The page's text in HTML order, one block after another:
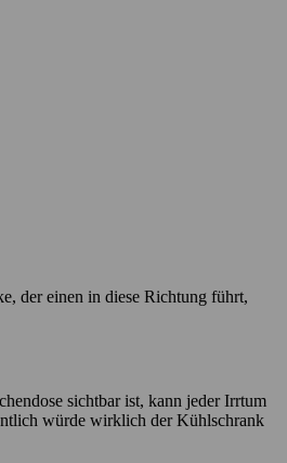
der einen in diese Richtung führt,
sichtbar ist, kann jeder Irrtum
würde wirklich der Kühlschrank